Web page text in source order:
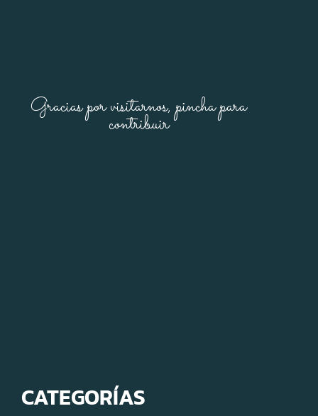
Gracias por visitarnos, pincha para
contribuir
CATEGORÍAS